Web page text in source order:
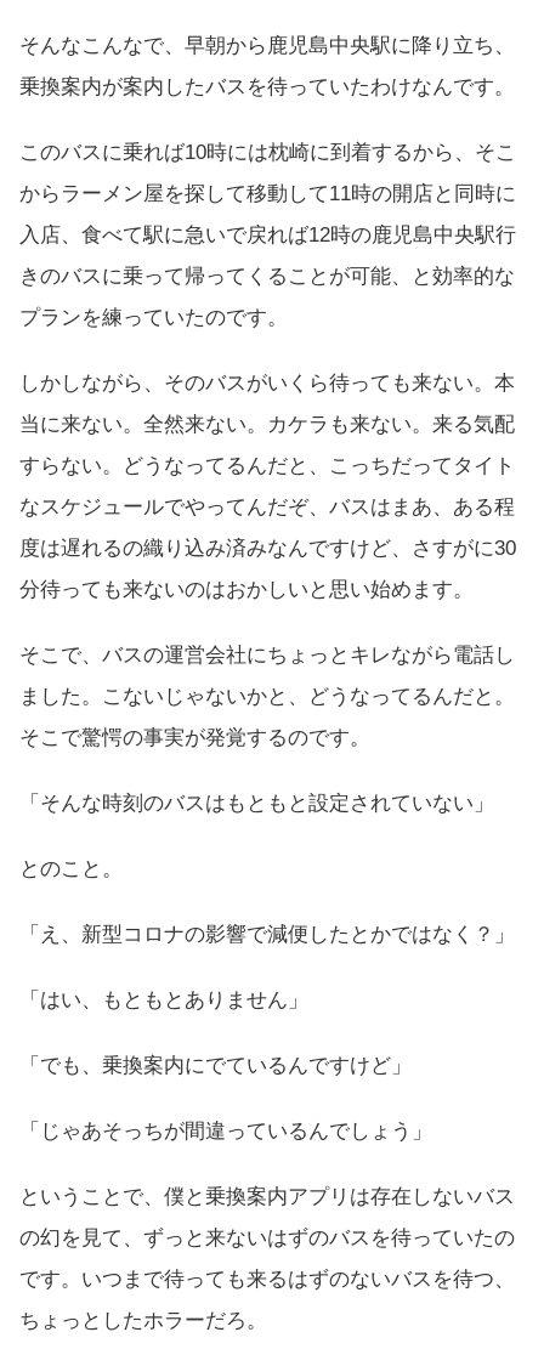
そんなこんなで、早朝から鹿児島中央駅に降り立ち、
乗換案内が案内したバスを待っていたわけなんです。
このバスに乗れば10時には枕崎に到着するから、そこ
からラーメン屋を探して移動して11時の開店と同時に
入店、食べて駅に急いで戻れば12時の鹿児島中央駅行
きのバスに乗って帰ってくることが可能、と効率的な
プランを練っていたのです。
しかしながら、そのバスがいくら待っても来ない。本
当に来ない。全然来ない。カケラも来ない。来る気配
すらない。どうなってるんだと、こっちだってタイト
なスケジュールでやってんだぞ、バスはまあ、ある程
度は遅れるの織り込み済みなんですけど、さすがに30
分待っても来ないのはおかしいと思い始めます。
そこで、バスの運営会社にちょっとキレながら電話し
ました。こないじゃないかと、どうなってるんだと。
そこで驚愕の事実が発覚するのです。
「そんな時刻のバスはもともと設定されていない」
とのこと。
「え、新型コロナの影響で減便したとかではなく？」
「はい、もともとありません」
「でも、乗換案内にでているんですけど」
「じゃあそっちが間違っているんでしょう」
ということで、僕と乗換案内アプリは存在しないバス
の幻を見て、ずっと来ないはずのバスを待っていたの
です。いつまで待っても来るはずのないバスを待つ、
ちょっとしたホラーだろ。